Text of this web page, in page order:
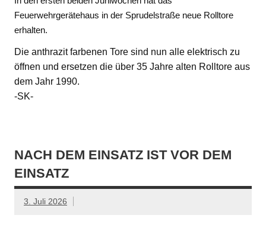
Feuerwehrgerätehaus in der Sprudelstraße neue Rolltore
erhalten.
Die anthrazit farbenen Tore sind nun alle elektrisch zu
öffnen und ersetzen die über 35 Jahre alten Rolltore aus
dem Jahr 1990.
-SK-
NACH DEM EINSATZ IST VOR DEM
EINSATZ
3. Juli 2026